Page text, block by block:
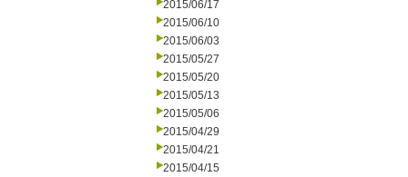
2015/06/17
2015/06/10
2015/06/03
2015/05/27
2015/05/20
2015/05/13
2015/05/06
2015/04/29
2015/04/21
2015/04/15